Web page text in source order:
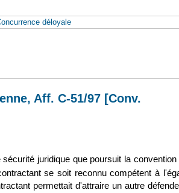
déloyale
Aff. C-51/97 [Conv.
juridique que poursuit la convention
se soit reconnu compétent à
permettait d'attraire un autre